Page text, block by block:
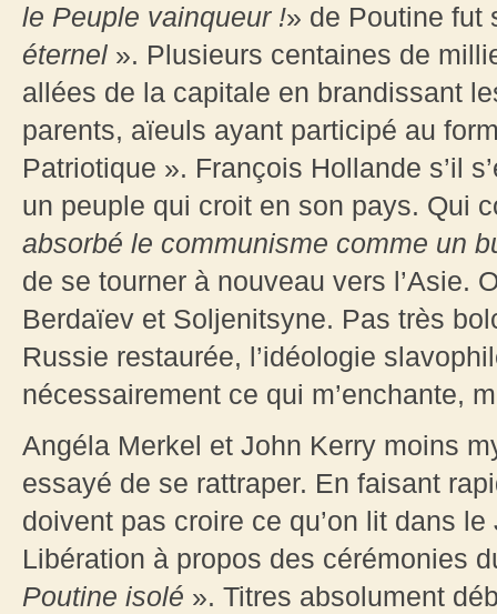
le Peuple vainqueur !» de Poutine
éternel ». Plusieurs centaines de
allées de la capitale en brandissant
parents, aïeuls ayant participé au
Patriotique ». François Hollande s’il
un peuple qui croit en son pays. Qui
absorbé le communisme comme un
de se tourner à nouveau vers l’Asie.
Berdaïev et Soljenitsyne. Pas très
Russie restaurée, l’idéologie
nécessairement ce qui m’enchante,
Angéla Merkel et John Kerry moins
essayé de se rattraper. En faisant
doivent pas croire ce qu’on lit dans
Libération à propos des cérémonies
Poutine isolé ». Titres absolument